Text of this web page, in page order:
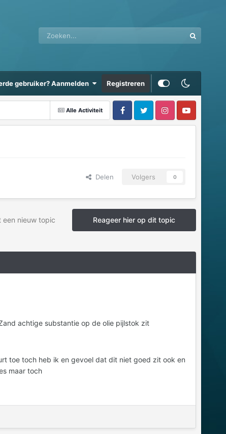
gebruiker? Aanmelden Registreren
Alle Activiteit
Delen Volgers 0
Reageer hier op dit topic
een nieuw topic
achtige substantie op de olie pijlstok zit
toe toch heb ik en gevoel dat dit niet goed zit ook en
maar toch